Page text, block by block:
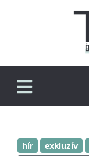
hír exkluzív